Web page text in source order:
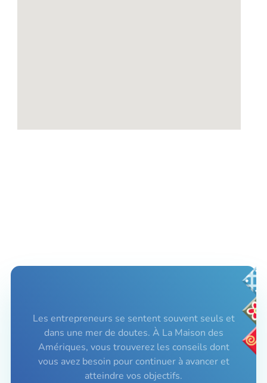
Les entrepreneurs se sentent souvent seuls et
dans une mer de doutes. À La Maison des
Amériques, vous trouverez les conseils dont
vous avez besoin pour continuer à avancer et
atteindre vos objectifs.